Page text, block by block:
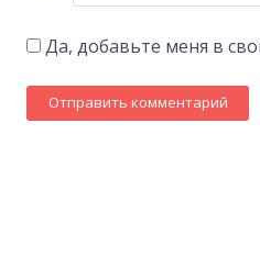
Да, добавьте меня в